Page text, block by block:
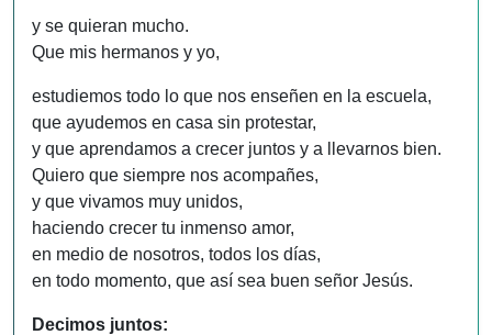
y se quieran mucho.
Que mis hermanos y yo,
estudiemos todo lo que nos enseñen en la escuela,
que ayudemos en casa sin protestar,
y que aprendamos a crecer juntos y a llevarnos bien.
Quiero que siempre nos acompañes,
y que vivamos muy unidos,
haciendo crecer tu inmenso amor,
en medio de nosotros, todos los días,
en todo momento, que así sea buen señor Jesús.
Decimos juntos: